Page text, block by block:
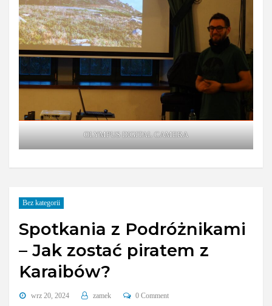
OLYMPUS DIGITAL CAMERA
Bez kategorii
Spotkania z Podróżnikami
– Jak zostać piratem z
Karaibów?
wrz 20, 2024 zamek 0 Comment